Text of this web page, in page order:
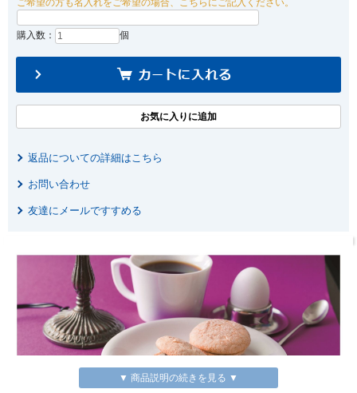
ご希望の方も名入れをご希望の場合、こちらにご記入ください。
購入数： 個
返品についての詳細はこちら
お問い合わせ
友達にメールですすめる
▼ 商品説明の続きを見る ▼